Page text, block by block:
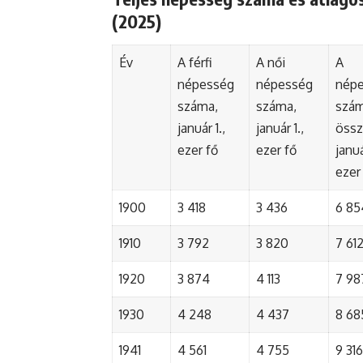
(2025)
Év
A férfi
népesség
száma,
január 1.,
ezer fő
A női
népesség
száma,
január 1.,
ezer fő
A
1900 3 418 3 436 6
1910 3 792 3 820 7 612
1920 3 874 4 113 7
1930 4 248 4 437 8
1941 4 561 4 755 9 316